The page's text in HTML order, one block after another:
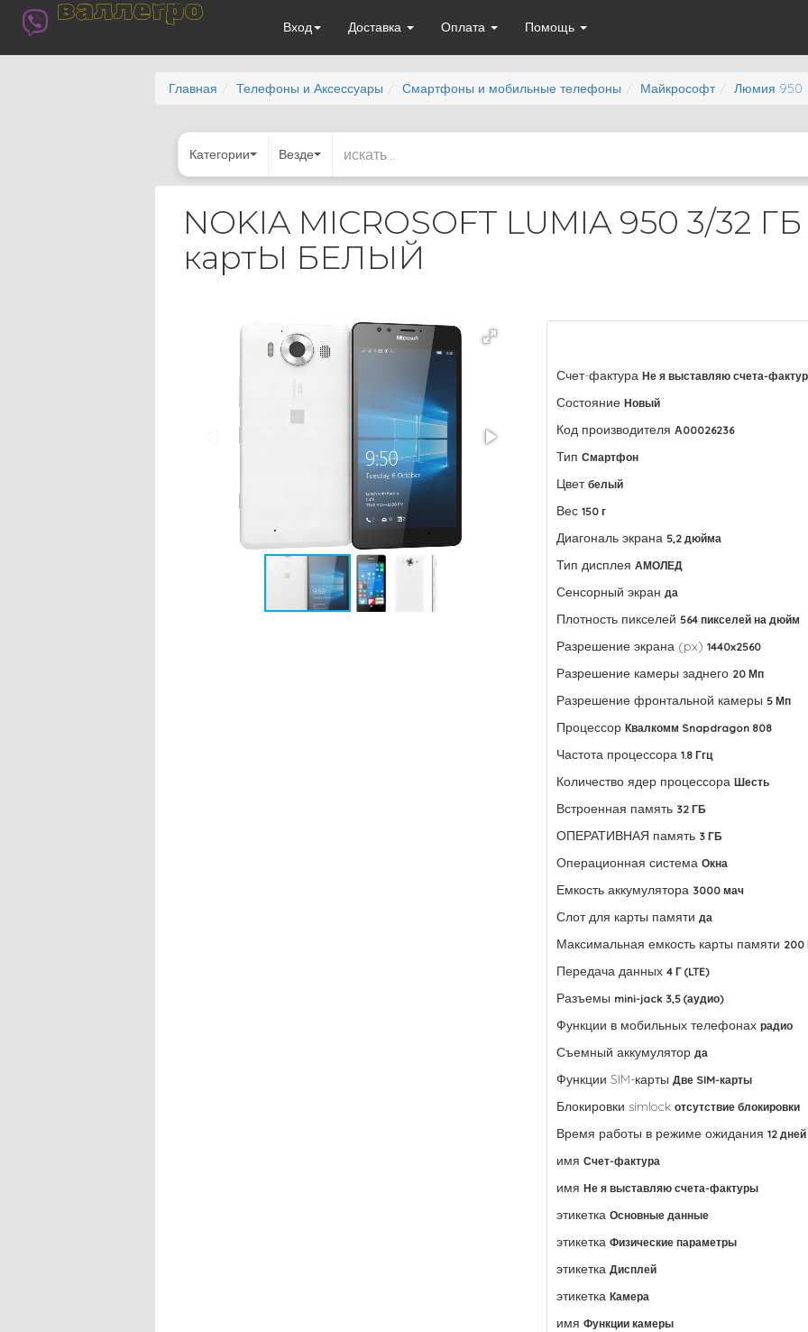
валлегро
Вход Доставка Оплата Помощь
Главная Телефоны и Аксессуары Смартфоны и мобильные телефоны Майкрософт Люмия 950
Категории Везде
NOKIA MICROSOFT LUMIA 950 3/32
картЫ БЕЛЫЙ
Счет-фактура Не я выставляю счета-
Состояние Новый
Код производителя А00026236
Тип Смартфон
Цвет белый
Вес 150 г
Диагональ экрана 5,2 дюйма
Тип дисплея АМОЛЕД
Сенсорный экран да
Плотность пикселей 564 пикселей на дюйм
Разрешение экрана (px) 1440x2560
Разрешение камеры заднего 20 Мп
Разрешение фронтальной камеры 5 Мп
Процессор Квалкомм Snapdragon 808
Частота процессора 1.8 Ггц
Количество ядер процессора Шесть
Встроенная память 32 ГБ
ОПЕРАТИВНАЯ память 3 ГБ
Операционная система Окна
Емкость аккумулятора 3000 мач
Слот для карты памяти да
Максимальная емкость карты памяти 200
Передача данных 4 Г (LTE)
Разъемы mini-jack 3,5 (аудио)
Функции в мобильных телефонах радио
Съемный аккумулятор да
Функции SIM-карты Две SIM-карты
Блокировки simlock отсутствие блокировки
Время работы в режиме ожидания 12 дней
имя Счет-фактура
имя Не я выставляю счета-фактуры
этикетка Основные данные
этикетка Физические параметры
этикетка Дисплей
этикетка Камера
имя Функции камеры